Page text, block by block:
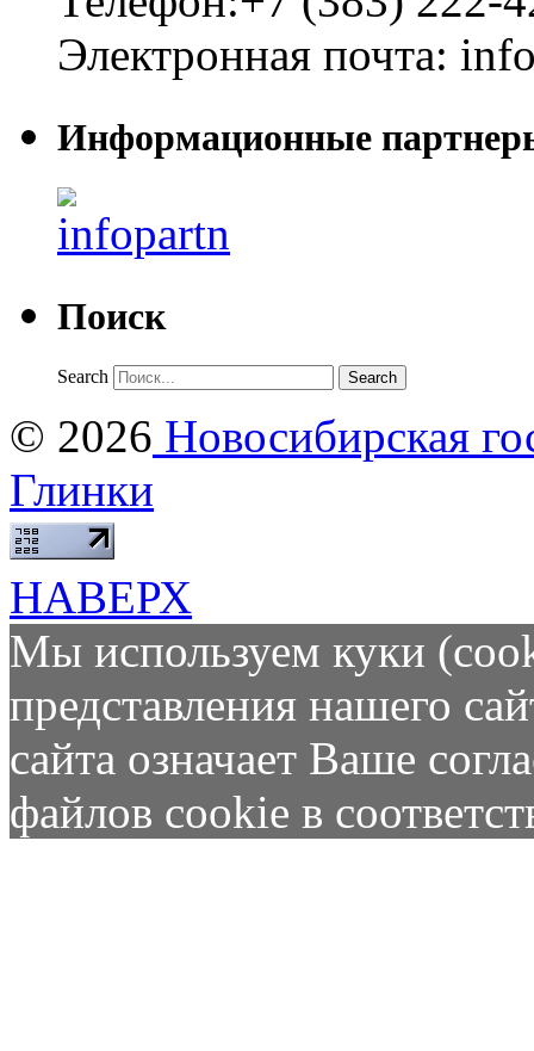
Электронная почта:
Информационные
Поиск
Search
© 2026 Новосибирская
Глинки
НАВЕРХ
Мы используем куки
представления нашего
сайта означает Ваше
файлов cookie в